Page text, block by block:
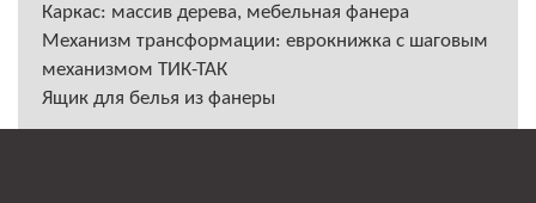
Каркас: массив дерева, мебельная фанера
Механизм трансформации: еврокнижка с шаговым
механизмом ТИК-ТАК
Ящик для белья из фанеры